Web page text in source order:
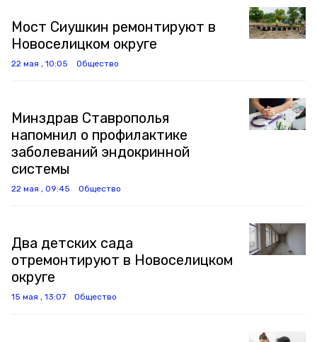
Мост Сиушкин ремонтируют в
Новоселицком округе
22 мая , 10:05 Общество
Минздрав Ставрополья
напомнил о профилактике
заболеваний эндокринной
системы
22 мая , 09:45 Общество
Два детских сада
отремонтируют в Новоселицком
округе
15 мая , 13:07 Общество